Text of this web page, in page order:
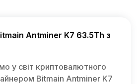
Antminer K7 63.5Th з
у світ криптовалютного
Bitmain Antminer K7